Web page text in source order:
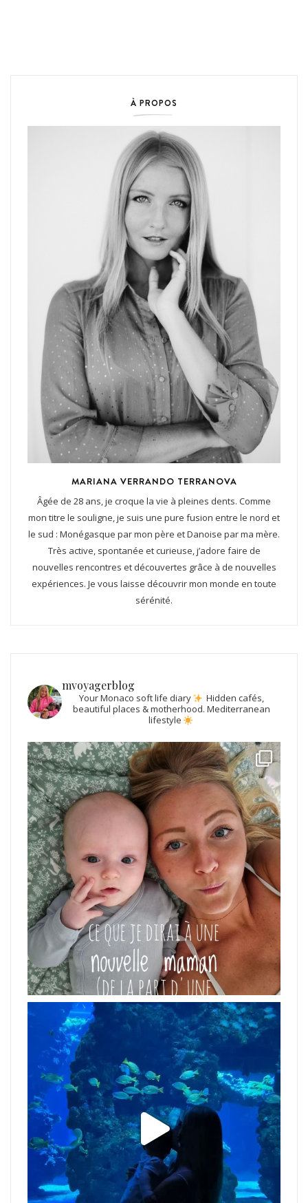
À PROPOS
MARIANA VERRANDO TERRANOVA
Âgée de 28 ans, je croque la vie à pleines dents. Comme
mon titre le souligne, je suis une pure fusion entre le nord et
le sud : Monégasque par mon père et Danoise par ma mère.
Très active, spontanée et curieuse, j’adore faire de
nouvelles rencontres et découvertes grâce à de nouvelles
expériences. Je vous laisse découvrir mon monde en toute
sérénité.
mvoyagerblog
Your Monaco soft life diary
Hidden cafés,
beautiful places & motherhood. Mediterranean
lifestyle